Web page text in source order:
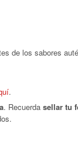
de los sabores
.
. Recuerda sellar tu